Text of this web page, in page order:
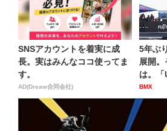
SNSアカウントを着実に成
長。実はみんなココ使ってま
す。
AD(Dreaw合同会社)
5年ぶ
展開
は。「
BMX